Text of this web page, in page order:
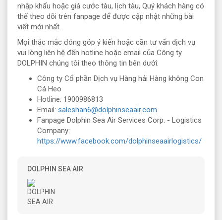
nhập khẩu hoặc giá cước tàu, lịch tàu, Quý khách hàng có
thể theo dõi trên fanpage để được cập nhật những bài
viết mới nhất.
Mọi thắc mắc đóng góp ý kiến hoặc cần tư vấn dịch vụ
vui lòng liên hệ đến hotline hoặc email của Công ty
DOLPHIN chúng tôi theo thông tin bên dưới:
Công ty Cổ phần Dịch vụ Hàng hải Hàng không Con
Cá Heo
Hotline: 1900986813
Email: saleshan6@dolphinseaair.com
Fanpage Dolphin Sea Air Services Corp. - Logistics
Company:
https://www.facebook.com/dolphinseaairlogistics/
DOLPHIN SEA AIR